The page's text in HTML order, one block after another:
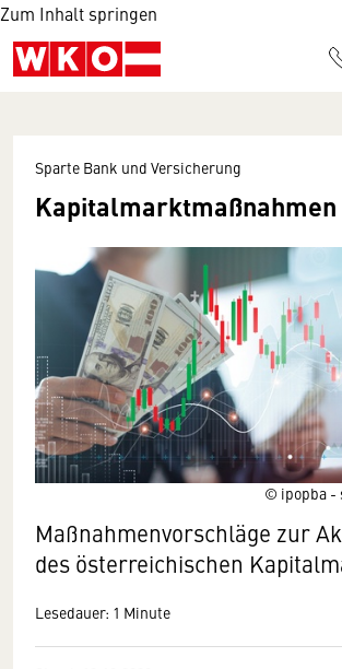
Zum Inhalt springen
© ipopba -
Sparte Bank und Versicherung
Kapitalmarktmaßnahmen
Maßnahmenvorschläge zur
des österreichischen
Lesedauer: 1 Minute